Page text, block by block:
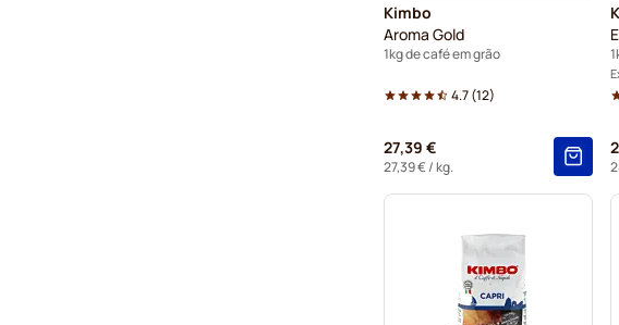
Kimbo
Aroma Gold
1kg de café em grão
4.7(12)
27,39 €
27,39 €/ kg.